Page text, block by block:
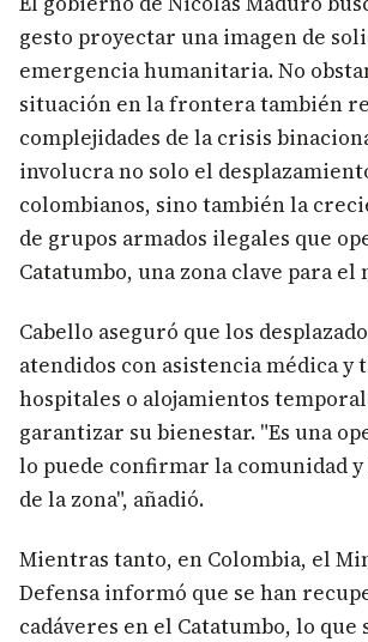
gesto proyectar una imagen de
emergencia humanitaria. No
situación en la frontera también
complejidades de la crisis
involucra no solo el
colombianos, sino también la
de grupos armados ilegales que
Catatumbo, una zona clave para
Cabello aseguró que los
atendidos con asistencia médica y
hospitales o alojamientos
garantizar su bienestar. "Es una
lo puede confirmar la comunidad y
de la zona", añadió.
Mientras tanto, en Colombia, el
Defensa informó que se han
cadáveres en el Catatumbo, lo que